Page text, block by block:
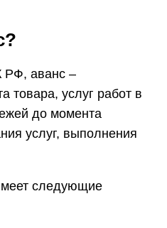
РФ, аванс –
товара, услуг работ в
до момента
услуг, выполнения
следующие